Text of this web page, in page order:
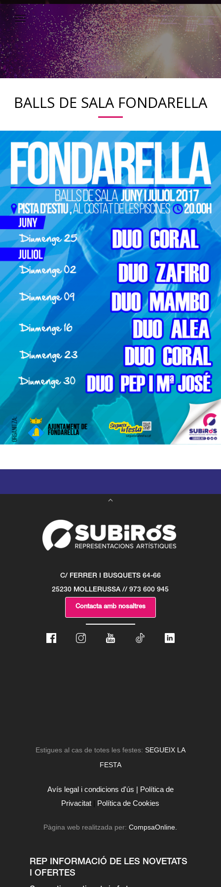
BALLS DE SALA FONDARELLA
C/ FERRER I BUSQUETS 64-66
25230 MOLLERUSSA // 973 600 945
Contacta amb nosaltres
Estigues al cas de totes les festes: SEGUEIX LA
FESTA
Avís legal i condicions d'ús | Política de
Privacitat | Política de Cookies
Pàgina web realitzada per:CompsaOnline.
REP INFORMACIÓ DE LES NOVETATS
I OFERTES